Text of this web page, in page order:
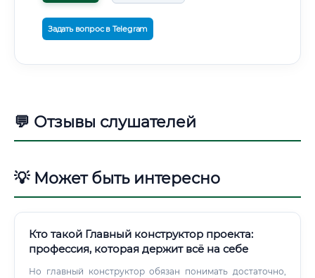
Задать вопрос в Telegram
💬 Отзывы слушателей
💡 Может быть интересно
Кто такой Главный конструктор проекта:
профессия, которая держит всё на себе
Но главный конструктор обязан понимать достаточно,